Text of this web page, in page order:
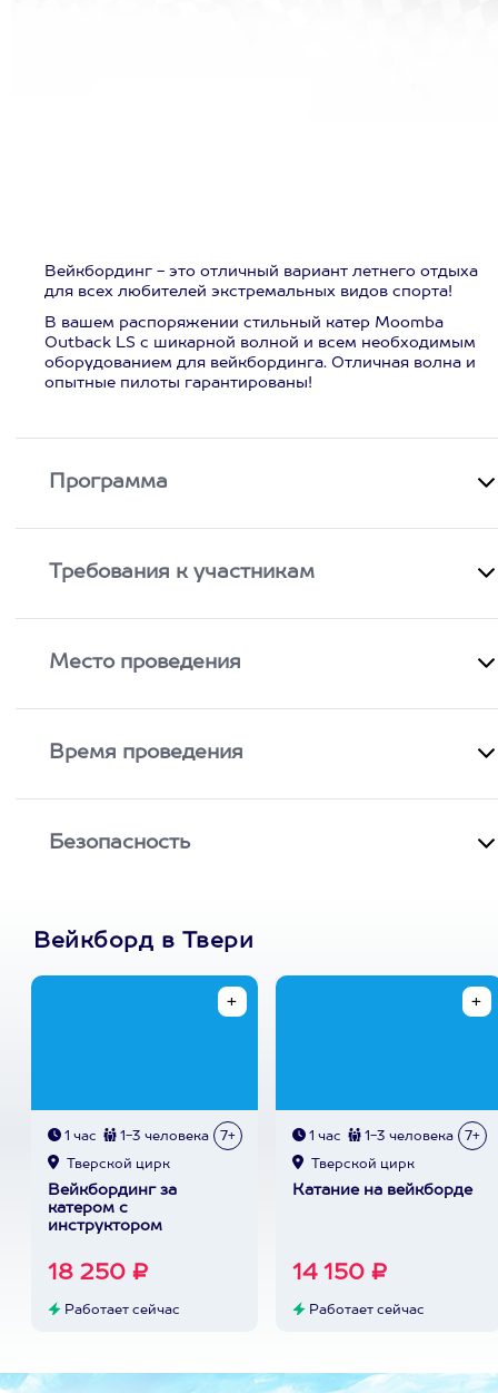
Вейкбординг - это отличный вариант летнего отдыха
для всех любителей экстремальных видов спорта!
В вашем распоряжении стильный катер Moomba
Outback LS с шикарной волной и всем необходимым
оборудованием для вейкбординга. Отличная волна и
опытные пилоты гарантированы!
Программа
Требования к участникам
Место проведения
Время проведения
Безопасность
Вейкборд в Твери
1 час 1-3 человека 7+
Тверской цирк
Вейкбординг за
катером с
инструктором
18 250 ₽
Работает сейчас
1 час 1-3 человека 7+
Тверской цирк
Катание на вейкборде
14 150 ₽
Работает сейчас